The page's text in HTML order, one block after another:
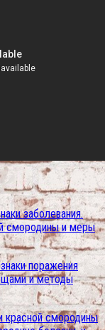
заболевания.
смородины и меры
поражения
и методы
красной смородины